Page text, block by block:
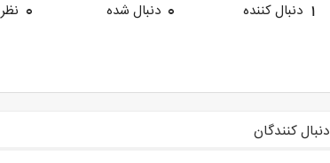
1 دنبال کننده 0 دنبال شده 0 نظر
دنبال کنندگان